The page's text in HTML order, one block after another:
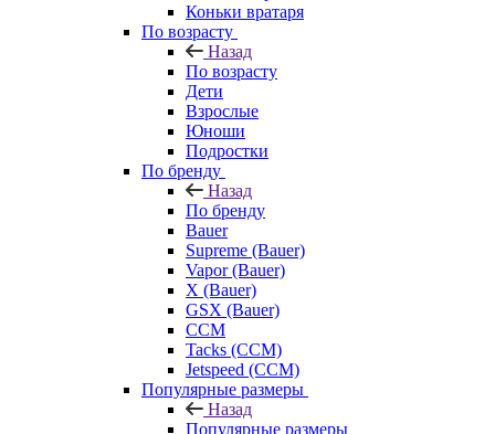
Коньки вратаря
По возрасту
Назад
По возрасту
Дети
Взрослые
Юноши
Подростки
По бренду
Назад
По бренду
Bauer
Supreme (Bauer)
Vapor (Bauer)
X (Bauer)
GSX (Bauer)
CCM
Tacks (CCM)
Jetspeed (CCM)
Популярные размеры
Назад
Популярные размеры